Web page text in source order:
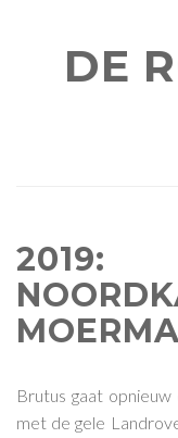
DE
2019:
Brutus gaat
met de gele